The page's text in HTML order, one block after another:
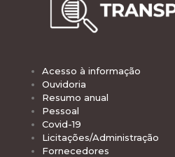
Acesso à informação
Ouvidoria
Resumo anual
Pessoal
Covid-19
Licitações/Administração
Fornecedores